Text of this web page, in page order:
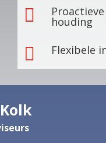
 Proactieve
houding
 Flexibele